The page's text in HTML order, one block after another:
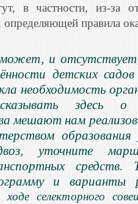
в частности, из-за
определяющей правила
и
детских садов
необходимость
здесь
мешают нам
уточните
средств.
и варианты
селекторного